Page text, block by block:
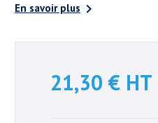
En savoir plus 
21,30 € HT